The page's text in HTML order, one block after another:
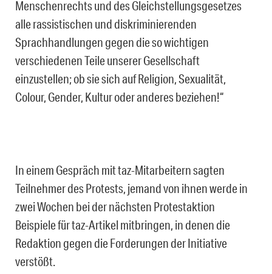
Menschenrechts und des Gleichstellungsgesetzes
alle rassistischen und diskriminierenden
Sprachhandlungen gegen die so wichtigen
verschiedenen Teile unserer Gesellschaft
einzustellen; ob sie sich auf Religion, Sexualität,
Colour, Gender, Kultur oder anderes beziehen!“
In einem Gespräch mit taz-Mitarbeitern sagten
Teilnehmer des Protests, jemand von ihnen werde in
zwei Wochen bei der nächsten Protestaktion
Beispiele für taz-Artikel mitbringen, in denen die
Redaktion gegen die Forderungen der Initiative
verstößt.